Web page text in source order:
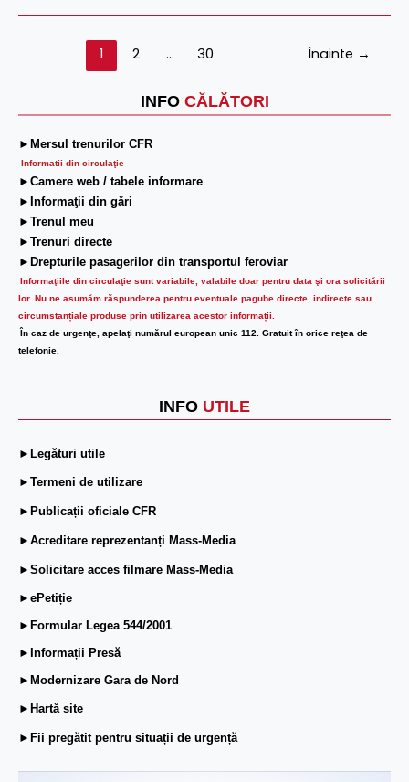
INFO CĂLĂTORI
►Mersul trenurilor CFR
Informatii din circulaţie
►Camere web / tabele informare
►Informaţii din gări
►Trenul meu
►Trenuri directe
►Drepturile pasagerilor din transportul feroviar
Informaţiile din circulaţie sunt variabile, valabile doar pentru data şi ora solicitării
lor. Nu ne asumăm răspunderea pentru eventuale pagube directe, indirecte sau
circumstanțiale produse prin utilizarea acestor informații.
În caz de urgenţe, apelaţi numărul european unic 112. Gratuit în orice reţea de
telefonie.
INFO UTILE
►Legături utile
►Termeni de utilizare
►Publicații oficiale CFR
►Acreditare reprezentanți Mass-Media
►Solicitare acces filmare Mass-Media
►ePetiție
►Formular Legea 544/2001
►Informații Presă
►Modernizare Gara de Nord
►Hartă site
►Fii pregătit pentru situații de urgență
1 2 … 30 Înainte →